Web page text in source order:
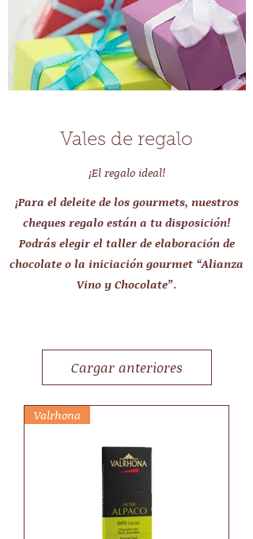
Vales de regalo
¡El regalo ideal!
¡Para el deleite de los gourmets, nuestros
cheques regalo están a tu disposición!
Podrás elegir el taller de elaboración de
chocolate o la iniciación gourmet “Alianza
Vino y Chocolate”.
Cargar anteriores
Valrhona